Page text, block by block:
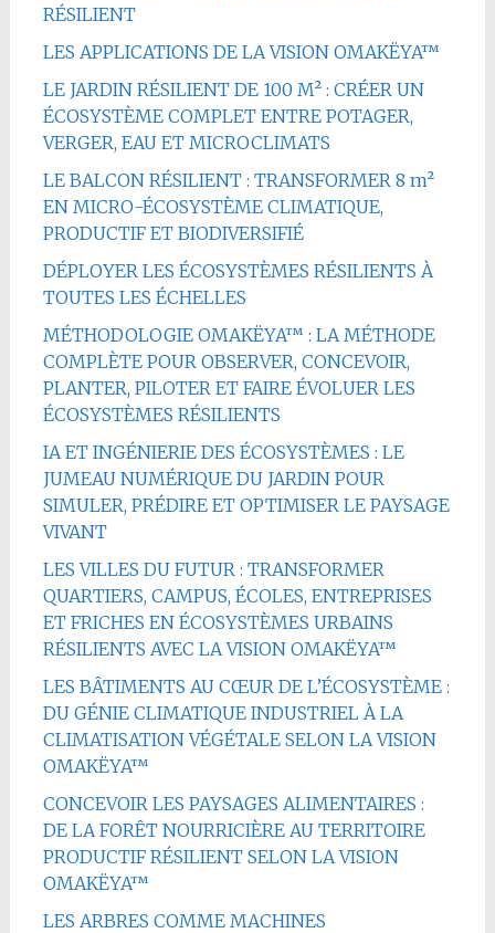
RÉSILIENT
LES APPLICATIONS DE LA VISION OMAKËYA™
LE JARDIN RÉSILIENT DE 100 M² : CRÉER UN
ÉCOSYSTÈME COMPLET ENTRE POTAGER,
VERGER, EAU ET MICROCLIMATS
LE BALCON RÉSILIENT : TRANSFORMER 8 m²
EN MICRO-ÉCOSYSTÈME CLIMATIQUE,
PRODUCTIF ET BIODIVERSIFIÉ
DÉPLOYER LES ÉCOSYSTÈMES RÉSILIENTS À
TOUTES LES ÉCHELLES
MÉTHODOLOGIE OMAKËYA™ : LA MÉTHODE
COMPLÈTE POUR OBSERVER, CONCEVOIR,
PLANTER, PILOTER ET FAIRE ÉVOLUER LES
ÉCOSYSTÈMES RÉSILIENTS
IA ET INGÉNIERIE DES ÉCOSYSTÈMES : LE
JUMEAU NUMÉRIQUE DU JARDIN POUR
SIMULER, PRÉDIRE ET OPTIMISER LE PAYSAGE
VIVANT
LES VILLES DU FUTUR : TRANSFORMER
QUARTIERS, CAMPUS, ÉCOLES, ENTREPRISES
ET FRICHES EN ÉCOSYSTÈMES URBAINS
RÉSILIENTS AVEC LA VISION OMAKËYA™
LES BÂTIMENTS AU CŒUR DE L’ÉCOSYSTÈME :
DU GÉNIE CLIMATIQUE INDUSTRIEL À LA
CLIMATISATION VÉGÉTALE SELON LA VISION
OMAKËYA™
CONCEVOIR LES PAYSAGES ALIMENTAIRES :
DE LA FORÊT NOURRICIÈRE AU TERRITOIRE
PRODUCTIF RÉSILIENT SELON LA VISION
OMAKËYA™
LES ARBRES COMME MACHINES